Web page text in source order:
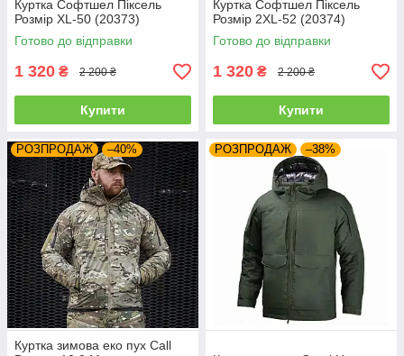
Куртка Софтшел Піксель
Розмір XL-50 (20373)
Готово до відправки
1 320 ₴ 2 200 ₴
Купити
Куртка Софтшел Піксель
Розмір 2XL-52 (20374)
Готово до відправки
1 320 ₴ 2 200 ₴
Купити
РОЗПРОДАЖ –40%
Куртка зимова еко пух Call
РОЗПРОДАЖ –38%